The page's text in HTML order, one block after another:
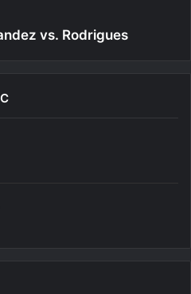
vs. Rodrigues